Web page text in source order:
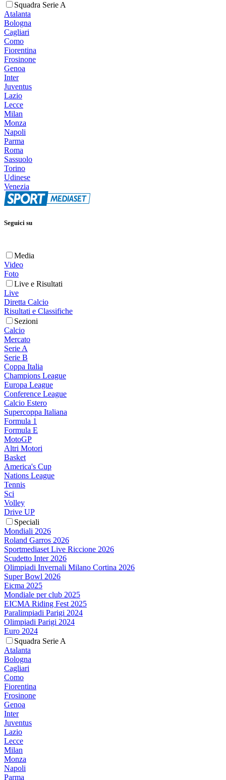
Squadra Serie A
Atalanta
Bologna
Cagliari
Como
Fiorentina
Frosinone
Genoa
Inter
Juventus
Lazio
Lecce
Milan
Monza
Napoli
Parma
Roma
Sassuolo
Torino
Udinese
Venezia
Seguici su
Media
Video
Foto
Live e Risultati
Live
Diretta Calcio
Risultati e Classifiche
Sezioni
Calcio
Mercato
Serie A
Serie B
Coppa Italia
Champions League
Europa League
Conference League
Calcio Estero
Supercoppa Italiana
Formula 1
Formula E
MotoGP
Altri Motori
Basket
America's Cup
Nations League
Tennis
Sci
Volley
Drive UP
Speciali
Mondiali 2026
Roland Garros 2026
Sportmediaset Live Riccione 2026
Scudetto Inter 2026
Olimpiadi Invernali Milano Cortina 2026
Super Bowl 2026
Eicma 2025
Mondiale per club 2025
EICMA Riding Fest 2025
Paralimpiadi Parigi 2024
Olimpiadi Parigi 2024
Euro 2024
Squadra Serie A
Atalanta
Bologna
Cagliari
Como
Fiorentina
Frosinone
Genoa
Inter
Juventus
Lazio
Lecce
Milan
Monza
Napoli
Parma